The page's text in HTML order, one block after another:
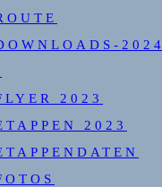
2024
2023
2023